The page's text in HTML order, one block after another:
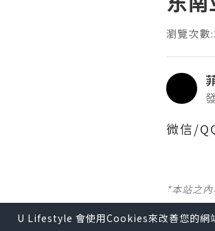
U Lifestyle 會使用Cookies來改善您的網
瀏覽次數
微信/
*本站之
【 U